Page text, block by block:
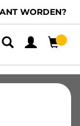
WORDEN?
Glas,